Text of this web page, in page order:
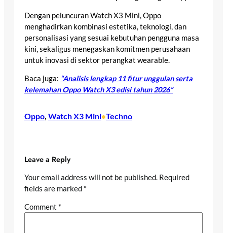
Dengan peluncuran Watch X3 Mini, Oppo
menghadirkan kombinasi estetika, teknologi, dan
personalisasi yang sesuai kebutuhan pengguna masa
kini, sekaligus menegaskan komitmen perusahaan
untuk inovasi di sektor perangkat wearable.
Baca juga: “Analisis lengkap 11 fitur unggulan serta
kelemahan Oppo Watch X3 edisi tahun 2026”
Oppo Watch X3 Mini•Techno
Leave a Reply
Your email address will not be published. Required
fields are marked *
Comment *